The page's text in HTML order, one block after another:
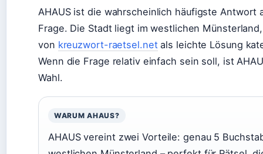
AHAUS ist die wahrscheinlich häufigste Antwort
Frage. Die Stadt liegt im westlichen
von kreuzwort-raetsel.netals leichte Lösung
Wenn die Frage relativ einfach sein soll, ist
Wahl.
WARUM AHAUS?
AHAUS vereint zwei Vorteile: genau 5